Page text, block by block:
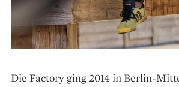
Die Factory ging 2014 in Berlin-